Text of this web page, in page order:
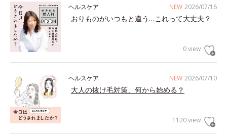
NEW 2026/07/16
ヘルスケア
おりものがいつもと違う…これって大丈夫？
0 view
NEW 2026/07/10
ヘルスケア
大人の抜け毛対策、何から始める？
1120 view